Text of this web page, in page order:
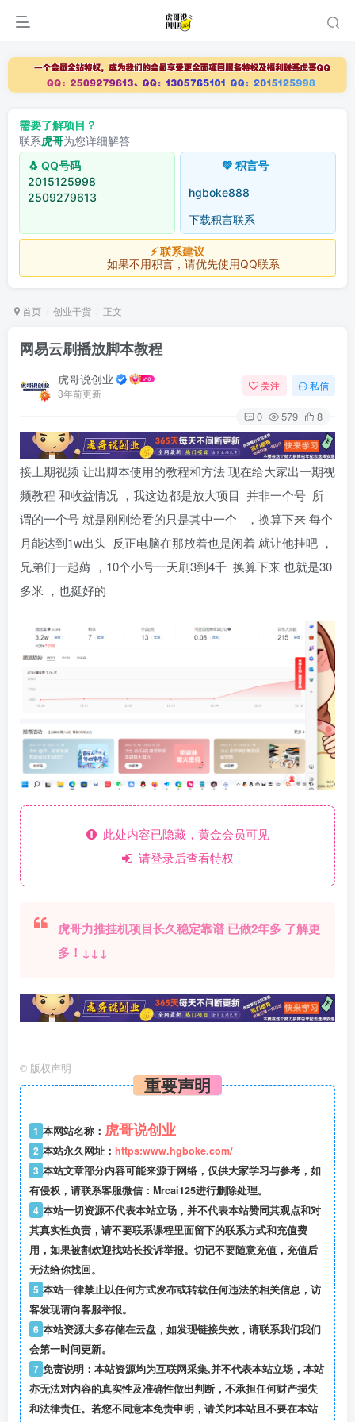
需要了解项目？
联系虎哥为您详细解答
🐧 QQ号码
2015125998
2509279613
💚 积言号
hgboke888
下载积言联系
⚡ 联系建议
如果不用积言，请优先使用QQ联系
首页 创业干货 正文
网易云刷播放脚本教程
虎哥说创业
3年前更新
关注 私信
0 579 8
接上期视频 让出脚本使用的教程和方法 现在给大家出一期视
频教程 和收益情况 ，我这边都是放大项目 并非一个号 所
谓的一个号 就是刚刚给看的只是其中一个 ，换算下来 每个
月能达到1w出头 反正电脑在那放着也是闲着 就让他挂吧 ，
兄弟们一起薅 ，10个小号一天刷3到4千 换算下来 也就是30
多米 ，也挺好的
此处内容已隐藏，黄金会员可见
请登录后查看特权
虎哥力推挂机项目长久稳定靠谱 已做2年多 了解更
多！↓↓↓
© 版权声明
重要声明
1 本网站名称： 虎哥说创业
2 本站永久网址： https:www.hgboke.com/
3 本站文章部分内容可能来源于网络，仅供大家学习与参考，如
有侵权，请联系客服微信：Mrcai125进行删除处理。
4 本站一切资源不代表本站立场，并不代表本站赞同其观点和对
其真实性负责，请不要联系课程里面留下的联系方式和充值费
用，如果被割欢迎找站长投诉举报。切记不要随意充值，充值后
无法给你找回。
5 本站一律禁止以任何方式发布或转载任何违法的相关信息，访
客发现请向客服举报。
6 本站资源大多存储在云盘，如发现链接失效，请联系我们我们
会第一时间更新。
7 免责说明：本站资源均为互联网采集,并不代表本站立场，本站
亦无法对内容的真实性及准确性做出判断，不承担任何财产损失
和法律责任。若您不同意本免责申明，请关闭本站且不要在本站